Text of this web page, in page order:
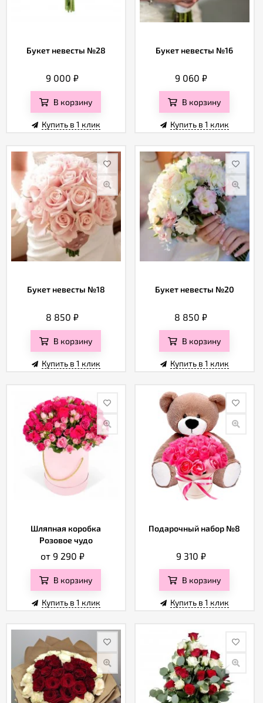
Букет невесты №28
9 000₽
В корзину
Купить в 1 клик
Букет невесты №16
9 060 ₽
В корзину
Купить в 1 клик
Букет невесты №18
8 850₽
В корзину
Купить в 1 клик
Букет невесты №20
8 850₽
В корзину
Купить в 1 клик
Шляпная коробка
Розовое чудо
от 9 290 ₽
В корзину
Купить в 1 клик
Подарочный набор №8
9 310 ₽
В корзину
Купить в 1 клик